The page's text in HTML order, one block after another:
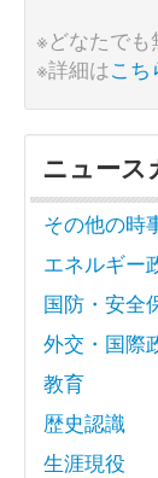
※どなたで
※詳細はこち
ニュース
その他の時
エネルギー
国防・安全
外交・国際
教育
歴史認識
生涯現役